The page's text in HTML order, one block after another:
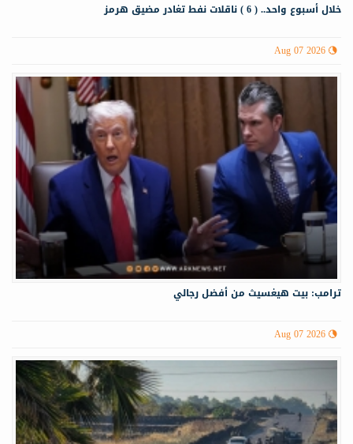
خلال أسبوع واحد.. ( 6 ) ناقلات نفط تغادر مضيق هرمز
Aug 07 2026
ترامب: بيت هيغسيث من أفضل رجالي
Aug 07 2026